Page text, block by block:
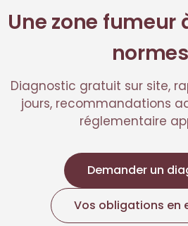
Une zone fumeur
Diagnostic gratuit sur site,
jours, recommandations
réglementaire
Demander un
Vos obligations en